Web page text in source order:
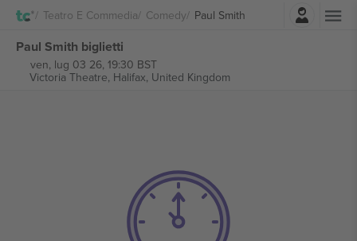
Teatro E Commedia Comedy Paul Smith
Accesso
Paul Smith biglietti
ven, lug 03 26, 19:30 BST
Victoria Theatre, Halifax, United Kingdom